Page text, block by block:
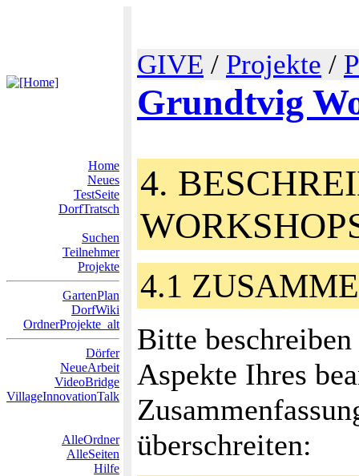
GIVE / Projekte /
Grundtvig
Home
Neues
TestSeite
DorfTratsch
Suchen
Teilnehmer
Projekte
GartenPlan
DorfWiki
OrdnerProjekte_alt
Dörfer
NeueArbeit
VideoBridge
VillageInnovationTalk
AlleOrdner
AlleSeiten
Hilfe
4.
4.1
Bitte
Aspekte Ihres
überschreiten: